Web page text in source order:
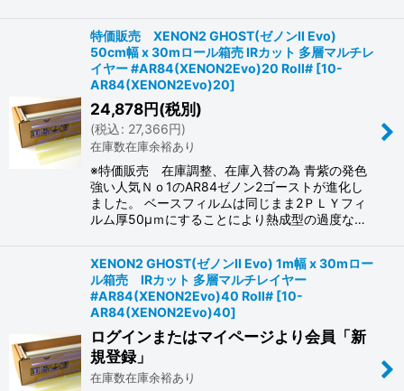
特価販売 XENON2 GHOST(ゼノンII Evo)
50cm幅 x 30mロール箱売 IRカット 多層マルチレ
イヤー #AR84(XENON2Evo)20 Roll# [10-
AR84(XENON2Evo)20]
24,878円(税別)
(税込: 27,366円)
在庫数在庫余裕あり
※特価販売 在庫調整、在庫入替の為 青紫の発色
強い人気Ｎｏ1のAR84ゼノン2ゴーストが進化し
ました。 ベースフィルムは同じまま2ＰＬＹフィ
ルム厚50μｍにすることにより熱成型の過度な…
XENON2 GHOST(ゼノンII Evo) 1m幅 x 30mロー
ル箱売 IRカット 多層マルチレイヤー
#AR84(XENON2Evo)40 Roll# [10-
AR84(XENON2Evo)40]
ログインまたはマイページより会員「新
規登録」
在庫数在庫余裕あり